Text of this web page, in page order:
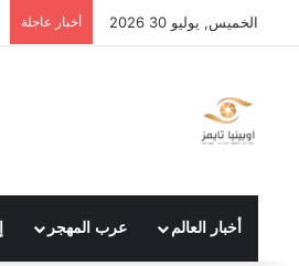
الخميس, يوليو 30 2026 أخبار عاجلة
أخبار العالم عرب المهجر